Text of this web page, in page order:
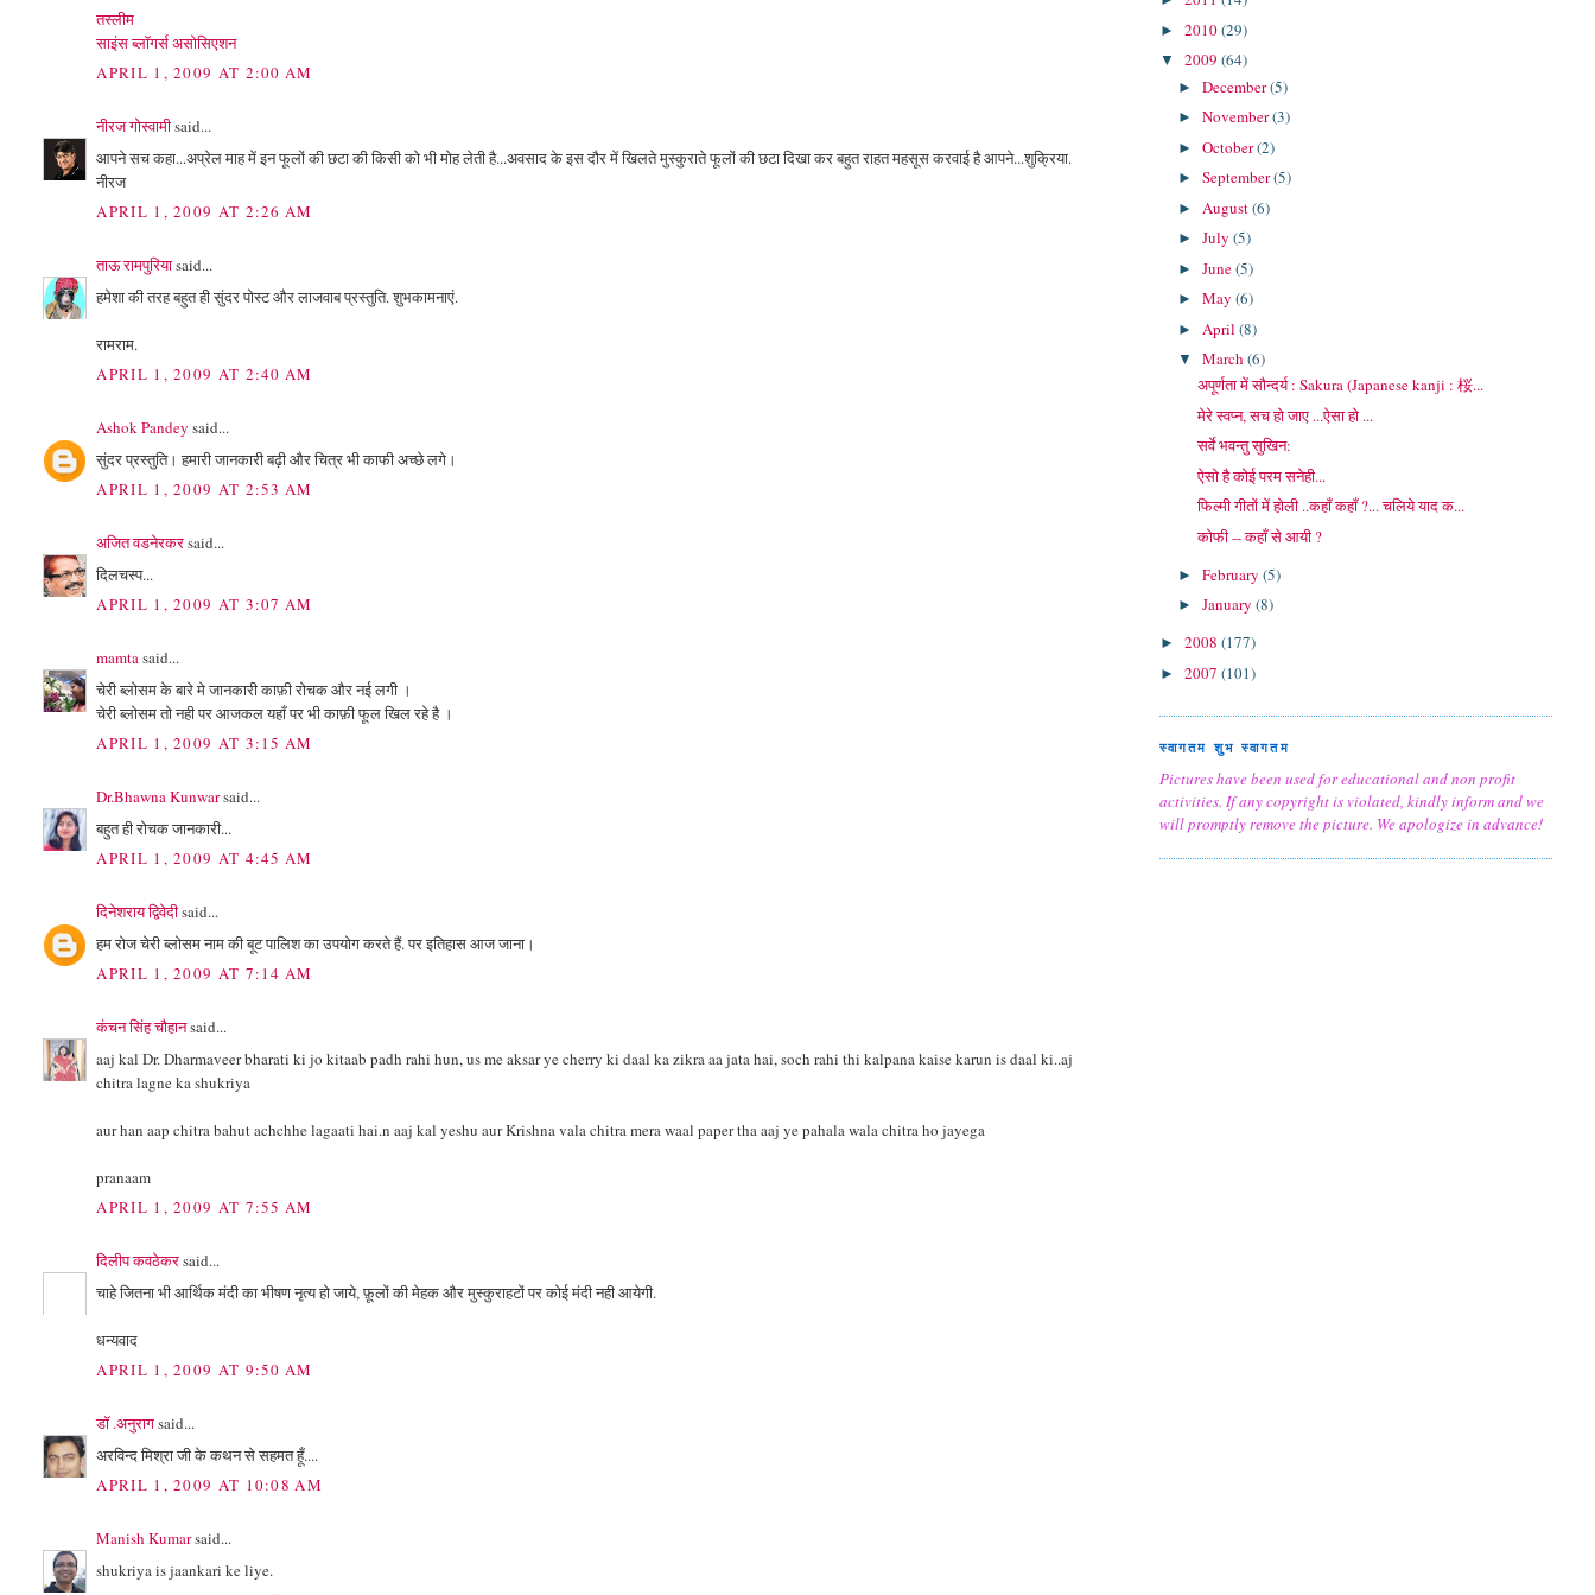
तस्‍लीम
साइंस ब्‍लॉगर्स असोसिएशन
APRIL 1, 2009 AT 2:00 AM
नीरज गोस्वामीsaid...
आपने सच कहा...अप्रेल माह में इन फूलों की छटा की किसी को भी मोह लेती है...अवसाद के इस दौर में खिलते मुस्कुराते फूलों की छटा दिखा कर बहुत राहत महसूस करवाई है आपने...शुक्रिया.
नीरज
APRIL 1, 2009 AT 2:26 AM
ताऊ रामपुरियाsaid...
हमेशा की तरह बहुत ही सुंदर पोस्ट और लाजवाब प्रस्तुति. शुभकामनाएं.
रामराम.
APRIL 1, 2009 AT 2:40 AM
Ashok Pandey said...
सुंदर प्रस्‍तुति। हमारी जानकारी बढ़ी और चित्र भी काफी अच्‍छे लगे।
APRIL 1, 2009 AT 2:53 AM
अजित वडनेरकरsaid...
दिलचस्प...
APRIL 1, 2009 AT 3:07 AM
mamtasaid...
चेरी ब्‍लोसम के बारे मे जानकारी काफ़ी रोचक और नई लगी ।
चेरी ब्‍लोसम तो नही पर आजकल यहाँ पर भी काफ़ी फूल खिल रहे है ।
APRIL 1, 2009 AT 3:15 AM
Dr.Bhawna Kunwarsaid...
बहुत ही रोचक जानकारी...
APRIL 1, 2009 AT 4:45 AM
दिनेशराय द्विवेदीsaid...
हम रोज चेरी ब्लोसम नाम की बूट पालिश का उपयोग करते हैं. पर इतिहास आज जाना।
APRIL 1, 2009 AT 7:14 AM
कंचन सिंह चौहानsaid...
aaj kal Dr. Dharmaveer bharati ki jo kitaab padh rahi hun, us me aksar ye cherry ki daal ka zikra aa jata hai, soch rahi thi kalpana kaise karun is daal ki..aj
chitra lagne ka shukriya
aur han aap chitra bahut achchhe lagaati hai.n aaj kal yeshu aur Krishna vala chitra mera waal paper tha aaj ye pahala wala chitra ho jayega
pranaam
APRIL 1, 2009 AT 7:55 AM
दिलीप कवठेकरsaid...
चाहे जितना भी आर्थिक मंदी का भीषण नृत्य हो जाये, फ़ूलों की मेहक और मुस्कुराहटों पर कोई मंदी नही आयेगी.
धन्यवाद
APRIL 1, 2009 AT 9:50 AM
डॉ .अनुरागsaid...
अरविन्द मिश्रा जी के कथन से सहमत हूँ....
APRIL 1, 2009 AT 10:08 AM
Manish Kumarsaid...
shukriya is jaankari ke liye.
► 2010(29)
▼ 2009 (64)
►December(5)
►November(3)
►October(2)
►September(5)
► August(6)
►July(5)
►June(5)
►May(6)
► April(8)
▼March(6)
अपूर्णता में सौन्दर्य : Sakura (Japanese kanji : 桜...
मेरे स्वप्न, सच हो जाए ...ऐसा हो ...
सर्वे भवन्तु सुखिन:
ऐसो है कोई परम सनेही...
फिल्मी गीतों में होली ..कहाँ कहाँ ?... चलिये याद क...
कोफी -- कहाँ से आयी ?
►February(5)
►January(8)
► 2008 (177)
► 2007 (101)
स्वागतम शुभ स्वागतम
Pictures have been used for educational and non profit
activities. If any copyright is violated, kindly inform and we
will promptly remove the picture. We apologize in advance!